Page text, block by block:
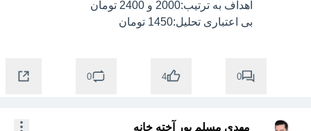
بی اعتباری تحلیل:1450 تومان
0
4
0
مهدی مسلم پور آخته خانه